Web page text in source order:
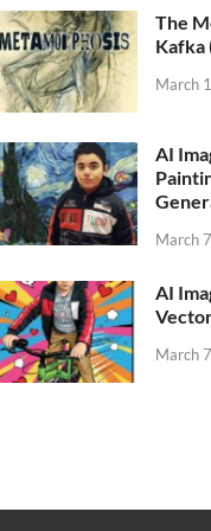
The
Kafka
March
AI
March
AI
March